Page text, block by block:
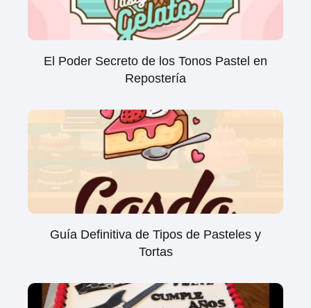
El Poder Secreto de los Tonos Pastel en
Repostería
Guía Definitiva de Tipos de Pasteles y
Tortas